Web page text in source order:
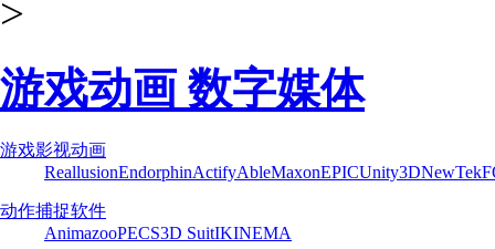
>
游戏动画 数字媒体
游戏影视动画
ReallusionEndorphinActifyAbleMaxonEPICUnity3DNewTek
动作捕捉软件
AnimazooPECS3D SuitIKINEMA